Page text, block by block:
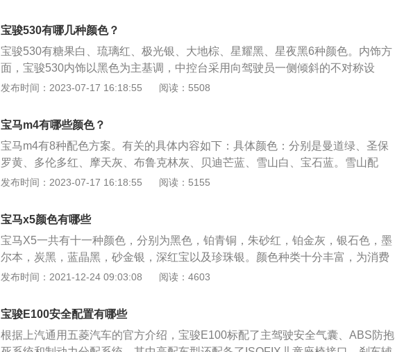
身尺寸方面，宝来的长宽高分别为4523mm、1775mm、1467mm，轴距为2610
宝骏530有哪几种颜色？
宝骏530有糖果白、琉璃红、极光银、大地棕、星耀黑、星夜黑6种颜色。内饰方
面，宝骏530内饰以黑色为主基调，中控台采用向驾驶员一侧倾斜的不对称设
计，全黑软包覆的中控面板提升了整车内饰质感。宝骏530是一款紧凑型suv，其
积是52升。这款车搭载1.5l涡轮增压的发动机，最大马力为147匹，最大功率为1
发布时间：2023-07-17 16:18:55 阅读：5508
宝马m4有哪些颜色？
宝马m4有8种配色方案。有关的具体内容如下：具体颜色：分别是曼道绿、圣保
罗黄、多伦多红、摩天灰、布鲁克林灰、贝迪芒蓝、雪山白、宝石蓝。雪山配
色：宝马m4的8种外观配色中，雪山白配色最美，给人一种非常端庄优雅的感
宜，符合大众审美。值得一提的是，白色汽车夜间行驶的安全性会更高。
发布时间：2023-07-17 16:18:55 阅读：5155
宝马x5颜色有哪些
宝马X5一共有十一种颜色，分别为黑色，铂青铜，朱砂红，铂金灰，银石色，墨
尔本，炭黑，蓝晶黑，砂金银，深红宝以及珍珠银。颜色种类十分丰富，为消费
者提供了多种选择。华晨宝马价格最便宜的就是宝马1系。BMW1系列是BMWMo
的最后一次改款，下一代1系将不再使用后轮驱动，而将使用宝马UKL前轮驱动
平台成为前轮驱动车辆。在低配款的基础上增加了无钥匙进入系统，后备箱支持
感应开启，导航和汽车联网的多媒体功能已添加，多媒体还支持智能电话互连功
发布时间：2021-12-24 09:03:08 阅读：4603
宝骏E100安全配置有哪些
根据上汽通用五菱汽车的官方介绍，宝骏E100标配了主驾驶安全气囊、ABS防抱